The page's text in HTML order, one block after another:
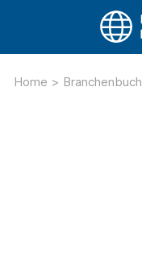
Home > Branchenbuch